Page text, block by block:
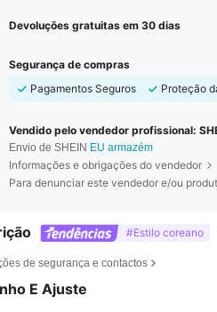
Devoluções gratuitas em 30 dias
Segurança de compras
Pagamentos Seguros
Proteção
Vendido pelo vendedor profissional:
Envio de SHEIN EU armazém
Informações e obrigações do vendedor
Para denunciar este vendedor e/ou
#Estilo coreano
de segurança e contactos
E Ajuste